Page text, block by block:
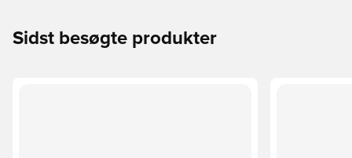
Sidst besøgte produkter